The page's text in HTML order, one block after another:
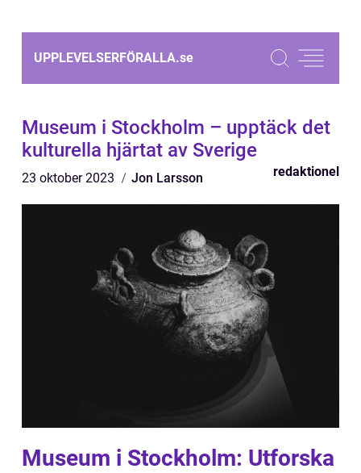
UPPLEVELSERFÖRALLA.se
Museum i Stockholm – upptäck det
kulturella hjärtat av Sverige
23 oktober 2023 Jon Larsson redaktionel
Museum i Stockholm: Utforska